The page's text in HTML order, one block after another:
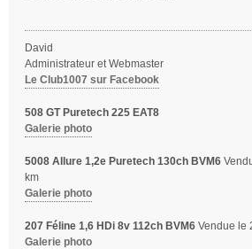
g
e
David
Administrateur et Webmaster
Le Club1007 sur Facebook
508 GT Puretech 225 EAT8
Galerie photo
5008 Allure 1,2e Puretech 130ch BVM6
km
Galerie photo
207 Féline 1,6 HDi 8v 112ch BVM6 Vendue le
Galerie photo